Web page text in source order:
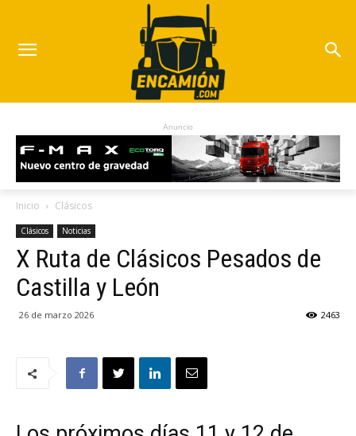
Anuncio
Inicio Clásicos
Clásicos Noticias
X Ruta de Clásicos Pesados de
Castilla y León
26 de marzo 2026 2463